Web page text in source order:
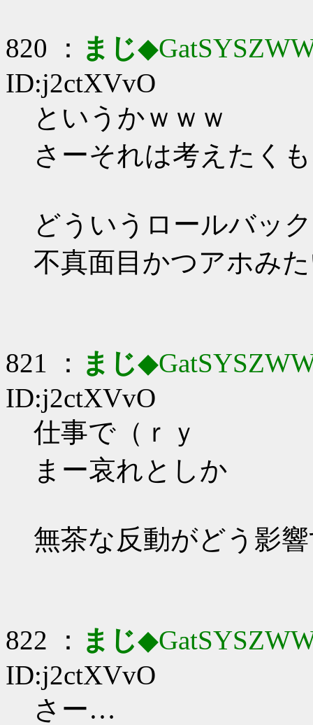
820 ： まじ
ID:j2ctXVvO
というかｗｗｗ
さーそれは考えたく
どういうロールバッ
不真面目かつアホみ
821 ： まじ
ID:j2ctXVvO
仕事で（ｒｙ
まー哀れとしか
無茶な反動がどう影
822 ： まじ
ID:j2ctXVvO
さー…